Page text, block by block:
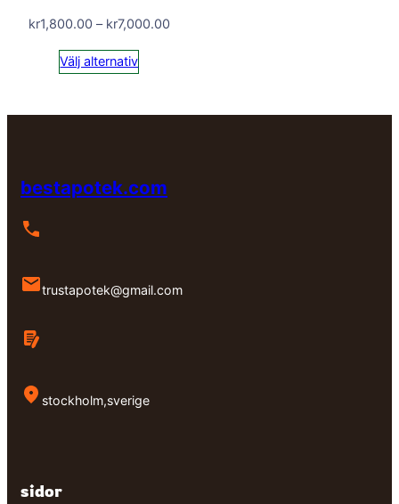
kr1,800.00 – kr7,000.00Prisintervall:
Välj alternativ
bestapotek.com
trustapotek@gmail.com
stockholm,sverige
sidor